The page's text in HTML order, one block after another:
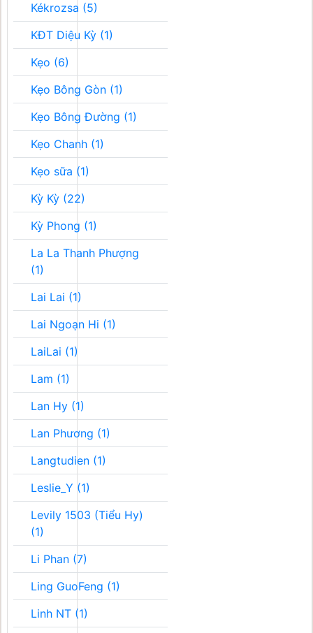
Kékrozsa (5)
KĐT Diệu Kỳ (1)
Kẹo (6)
Kẹo Bông Gòn (1)
Kẹo Bông Đường (1)
Kẹo Chanh (1)
Kẹo sữa (1)
Kỳ Kỳ (22)
Kỳ Phong (1)
La La Thanh Phượng
(1)
Lai Lai (1)
Lai Ngoạn Hi (1)
LaiLai (1)
Lam (1)
Lan Hy (1)
Lan Phương (1)
Langtudien (1)
Leslie_Y (1)
Levily 1503 (Tiểu Hy)
(1)
Li Phan (7)
Ling GuoFeng (1)
Linh NT (1)